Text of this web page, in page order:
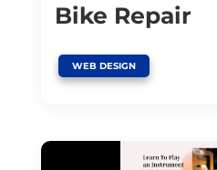
Bike Repair
WEB DESIGN